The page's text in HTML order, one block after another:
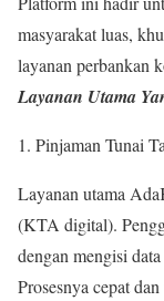
masyarakat luas,
layanan perbankan
Layanan Utama
Pinjaman Tunai
Layanan utama
(KTA digital).
dengan mengisi
Prosesnya cepat